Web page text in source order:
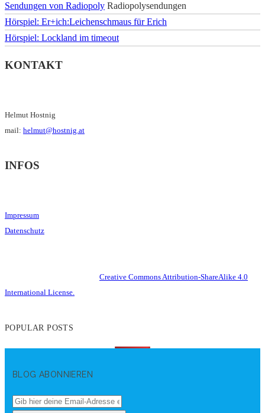
Sendungen von Radiopoly Radiopolysendungen
Hörspiel: Er+ich:Leichenschmaus für Erich
Hörspiel: Lockland im timeout
KONTAKT
Helmut Hostnig
mail: helmut@hostnig.at
INFOS
Impressum
Datenschutz
Creative Commons Attribution-ShareAlike 4.0
International License.
POPULAR POSTS
BLOG ABONNIEREN